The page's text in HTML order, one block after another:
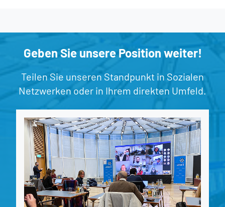
Geben Sie unsere Position weiter!
Teilen Sie unseren Standpunkt in Sozialen
Netzwerken oder in Ihrem direkten Umfeld.